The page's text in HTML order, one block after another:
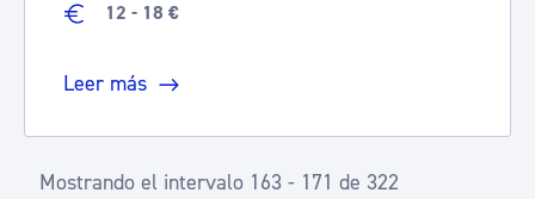
12 - 18 €
Leer más
Mostrando el intervalo 163 - 171 de 322